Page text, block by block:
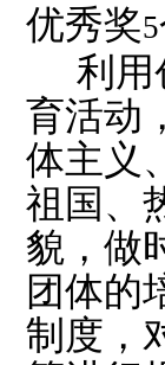
优秀奖5
利用
育活动
体主义
祖国、
貌，做
团体的
制度，